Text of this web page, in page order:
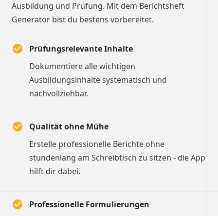
Ausbildung und Prüfung. Mit dem Berichtsheft
Generator bist du bestens vorbereitet.
Prüfungsrelevante Inhalte
Dokumentiere alle wichtigen
Ausbildungsinhalte systematisch und
nachvollziehbar.
Qualität ohne Mühe
Erstelle professionelle Berichte ohne
stundenlang am Schreibtisch zu sitzen - die App
hilft dir dabei.
Professionelle Formulierungen